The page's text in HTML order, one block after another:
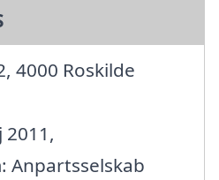
4000 Roskilde
Anpartsselskab